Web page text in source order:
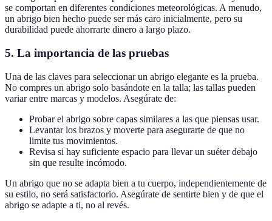
se comportan en diferentes condiciones meteorológicas. A menudo,
un abrigo bien hecho puede ser más caro inicialmente, pero su
durabilidad puede ahorrarte dinero a largo plazo.
5. La importancia de las pruebas
Una de las claves para seleccionar un abrigo elegante es la prueba.
No compres un abrigo solo basándote en la talla; las tallas pueden
variar entre marcas y modelos. Asegúrate de:
Probar el abrigo sobre capas similares a las que piensas usar.
Levantar los brazos y moverte para asegurarte de que no
limite tus movimientos.
Revisa si hay suficiente espacio para llevar un suéter debajo
sin que resulte incómodo.
Un abrigo que no se adapta bien a tu cuerpo, independientemente de
su estilo, no será satisfactorio. Asegúrate de sentirte bien y de que el
abrigo se adapte a ti, no al revés.